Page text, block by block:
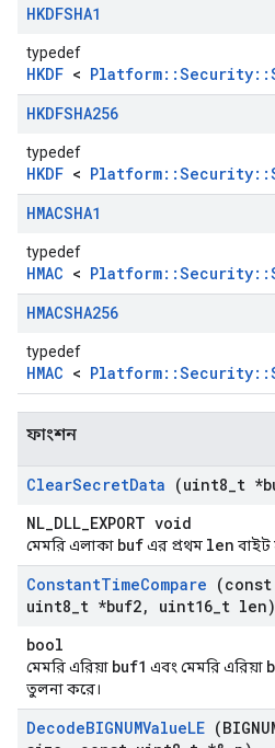
HKDFSHA1
typedef
HKDF <
HKDFSHA256
typedef
HKDF <
HMACSHA1
typedef
HMAC <
HMACSHA256
typedef
HMAC <
ফাংশন
ClearSecretData (uint8 t
NL_DLL_EXPORT void
মেমরি এলাকা bufএর প্রথম len বাইট
ConstantTimeCompare
uint8 t *buf2, uint16 t len)
bool
মেমরি এরিয়া buf1 এবং মেমরি এরিয়া
তুলনা করে।
DecodeBIGNUMValueLE